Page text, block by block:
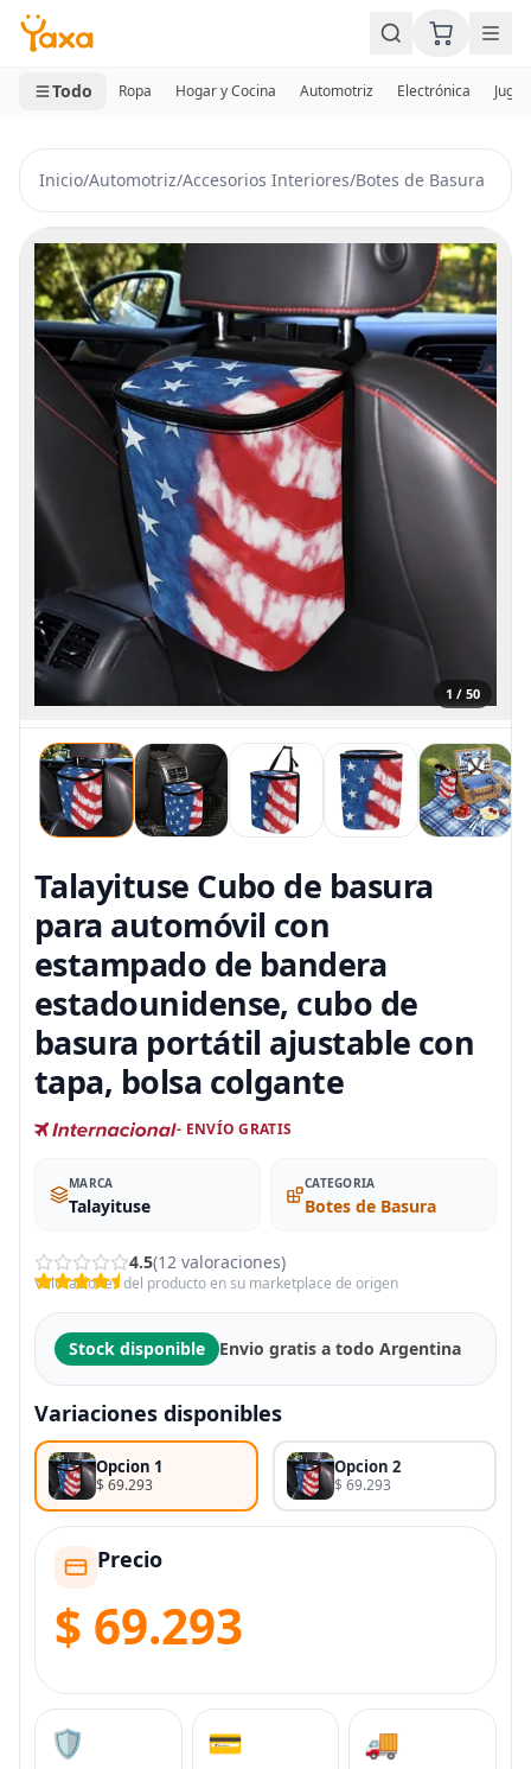
MINI CARRITO
0 productos
Todo Ropa Hogar y Cocina Automotriz Electrónica
Inicio/Automotriz/Accesorios Interiores/Botes de Basura
1 / 50
Talayituse Cubo de basura
para automóvil con
estampado de bandera
estadounidense, cubo de
basura portátil ajustable con
tapa, bolsa colgante
- ENVÍO GRATIS
MARCA
Talayituse
CATEGORIA
Botes de Basura
4.5(12 valoraciones)
Valoraciones del producto en su marketplace de origen
Stock disponible Envio gratis a todo Argentina
Variaciones disponibles
Opcion 1
$ 69.293
Opcion 2
$ 69.293
Precio
$ 69.293
🛡️ 💳 🚚